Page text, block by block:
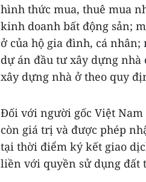
hình thức mua, thuê mua
kinh doanh bất động sản;
ở của hộ gia đình, cá
dự án đầu tư xây dựng
xây dựng nhà ở theo quy
Đối với người gốc Việt
còn giá trị và được phép
tại thời điểm ký kết giao
liền với quyền sử dụng đất